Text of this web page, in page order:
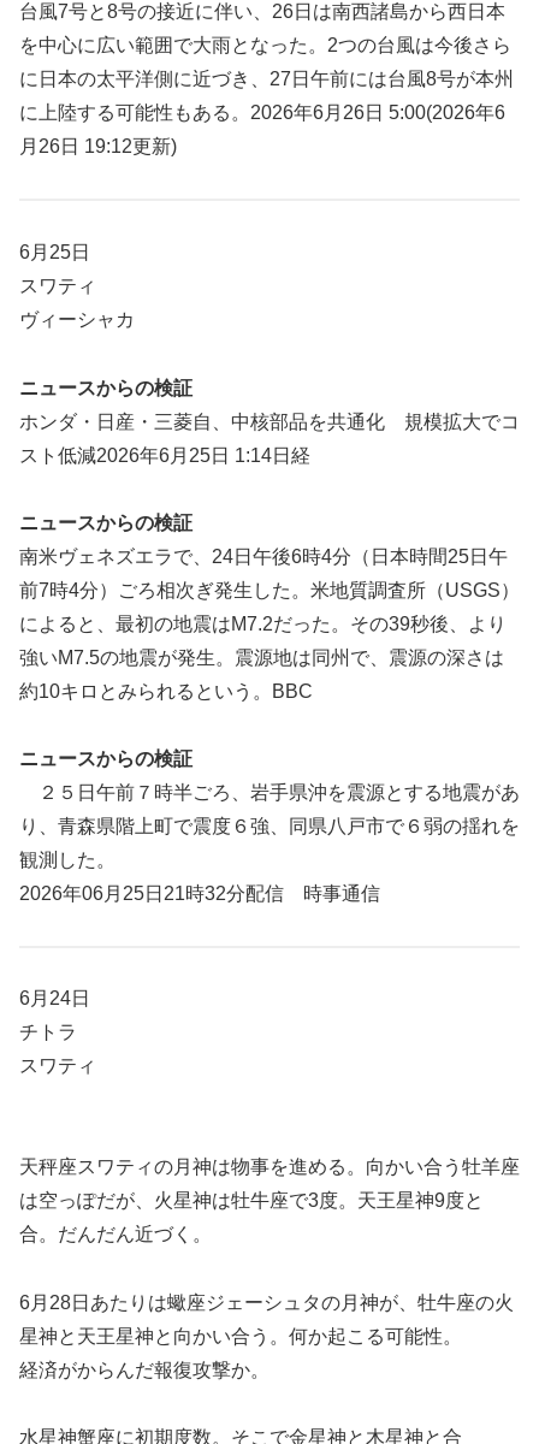
台風7号と8号の接近に伴い、26日は南西諸島から西日本
を中心に広い範囲で大雨となった。2つの台風は今後さら
に日本の太平洋側に近づき、27日午前には台風8号が本州
に上陸する可能性もある。2026年6月26日 5:00(2026年6
月26日 19:12更新)
6月25日
スワティ
ヴィーシャカ
ニュースからの検証
ホンダ・日産・三菱自、中核部品を共通化 規模拡大でコ
スト低減2026年6月25日 1:14日経
ニュースからの検証
南米ヴェネズエラで、24日午後6時4分（日本時間25日午
前7時4分）ごろ相次ぎ発生した。米地質調査所（USGS）
によると、最初の地震はM7.2だった。その39秒後、より
強いM7.5の地震が発生。震源地は同州で、震源の深さは
約10キロとみられるという。BBC
ニュースからの検証
２５日午前７時半ごろ、岩手県沖を震源とする地震があ
り、青森県階上町で震度６強、同県八戸市で６弱の揺れを
観測した。
2026年06月25日21時32分配信 時事通信
6月24日
チトラ
スワティ
天秤座スワティの月神は物事を進める。向かい合う牡羊座
は空っぽだが、火星神は牡牛座で3度。天王星神9度と
合。だんだん近づく。
6月28日あたりは蠍座ジェーシュタの月神が、牡牛座の火
星神と天王星神と向かい合う。何か起こる可能性。
経済がからんだ報復攻撃か。
水星神蟹座に初期度数。そこで金星神と木星神と合